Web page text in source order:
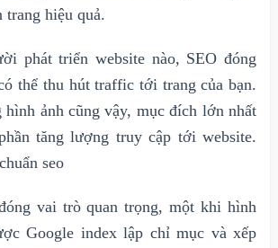
trang hiệu quả.
phát triển website nào, SEO đóng
thể thu hút traffic tới trang của bạn.
hình ảnh cũng vậy, mục đích lớn nhất
tăng lượng truy cập tới website.
seo
vai trò quan trọng, một khi hình
Google index lập chỉ mục và xếp